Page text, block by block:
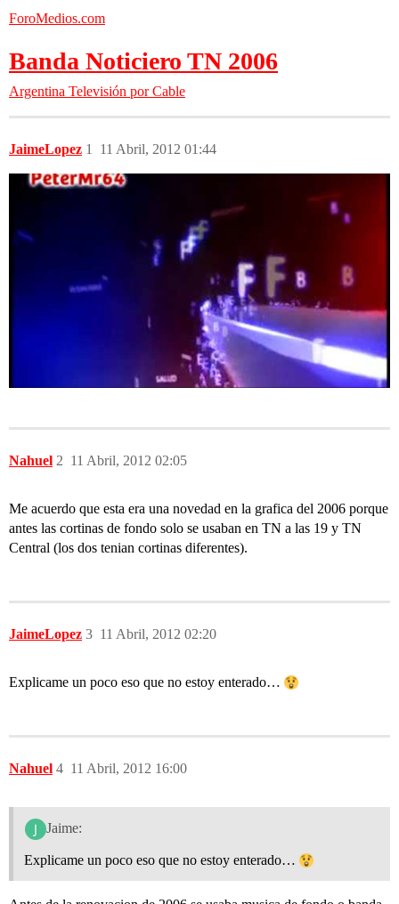
ForoMedios.com
Banda Noticiero TN 2006
Argentina Televisión por Cable
JaimeLopez 11 Abril, 2012 01:44
1
Nahuel 11 Abril, 2012 02:05
2
Me acuerdo que esta era una novedad en la grafica del 2006 porque
antes las cortinas de fondo solo se usaban en TN a las 19 y TN
Central (los dos tenian cortinas diferentes).
JaimeLopez 11 Abril, 2012 02:20
3
Explicame un poco eso que no estoy enterado…
Nahuel 11 Abril, 2012 16:00
4
Jaime:
Explicame un poco eso que no estoy enterado…